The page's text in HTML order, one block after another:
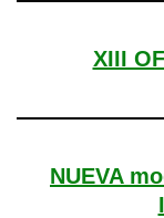
XIII
NUEVA